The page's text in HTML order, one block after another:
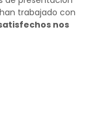
trabajado con
nos